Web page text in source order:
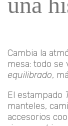
Cambia la
mesa: todo se
equilibrado,
El estampado
manteles,
accesorios